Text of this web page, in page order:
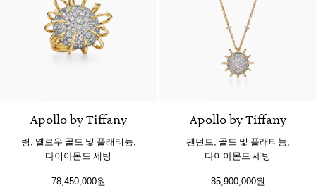
Apollo by Tiffany
링, 옐로우 골드 및 플래티늄,
다이아몬드 세팅
78,450,000원
Apollo by Tiffany
펜던트, 골드 및 플래티늄,
다이아몬드 세팅
85,900,000원